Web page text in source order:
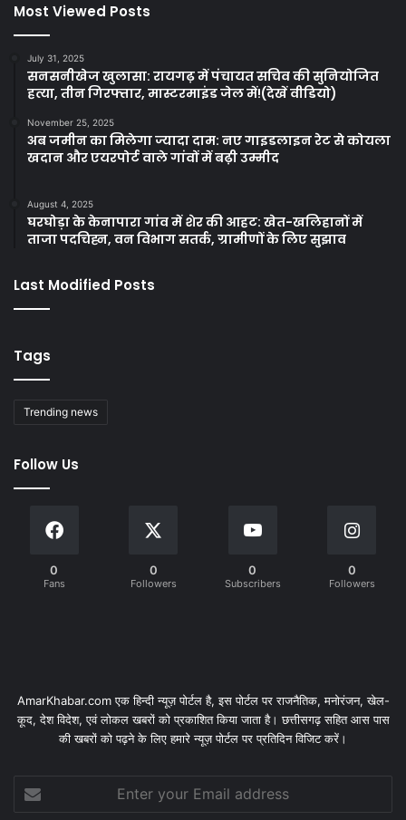
Most Viewed Posts
July 31, 2025
सनसनीखेज खुलासा: रायगढ़ में पंचायत सचिव की सुनियोजित
हत्या, तीन गिरफ्तार, मास्टरमाइंड जेल में!(देखें वीडियो)
November 25, 2025
अब जमीन का मिलेगा ज्यादा दाम: नए गाइडलाइन रेट से कोयला
खदान और एयरपोर्ट वाले गांवों में बढ़ी उम्मीद
August 4, 2025
घरघोड़ा के केनापारा गांव में शेर की आहट: खेत-खलिहानों में
ताजा पदचिह्न, वन विभाग सतर्क, ग्रामीणों के लिए सुझाव
Last Modified Posts
Tags
Trending news
Follow Us
0
Fans
0
Followers
0
Subscribers
0
Followers
AmarKhabar.com एक हिन्दी न्यूज़ पोर्टल है, इस पोर्टल पर राजनैतिक, मनोरंजन, खेल-
कूद, देश विदेश, एवं लोकल खबरों को प्रकाशित किया जाता है। छत्तीसगढ़ सहित आस पास
की खबरों को पढ़ने के लिए हमारे न्यूज़ पोर्टल पर प्रतिदिन विजिट करें।
your